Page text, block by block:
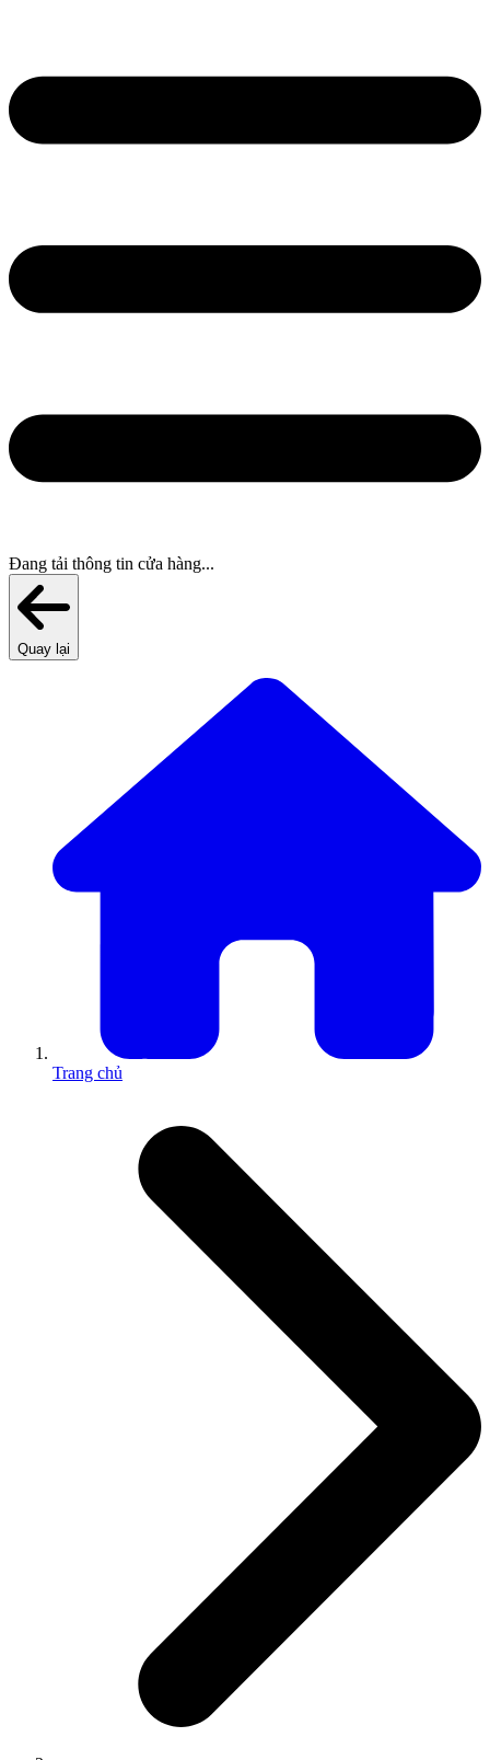
Đang tải thông tin cửa hàng...
Quay lại
Trang chủ